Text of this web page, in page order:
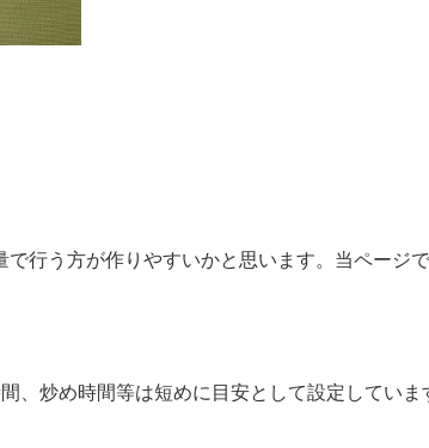
行う方が作りやすいかと思います。当ページ
、炒め時間等は短めに目安として設定していま